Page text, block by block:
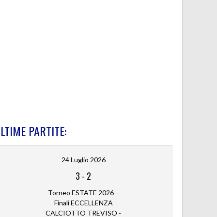
PARTITE:
24 Luglio 2026
3 - 2
Torneo ESTATE 2026 –
Finali ECCELLENZA
CALCIOTTO TREVISO -